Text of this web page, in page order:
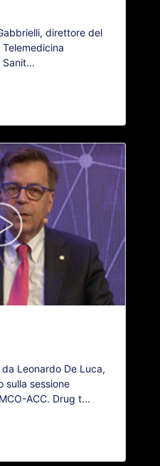
direttore del
Leonardo De Luca,
sulla sessione
ACC. Drug t...